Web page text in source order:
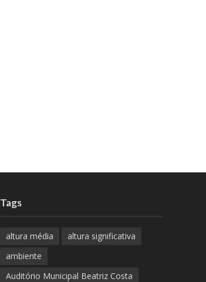
Tags
altura média
altura significativa
ambiente
Auditório Municipal Beatriz Costa